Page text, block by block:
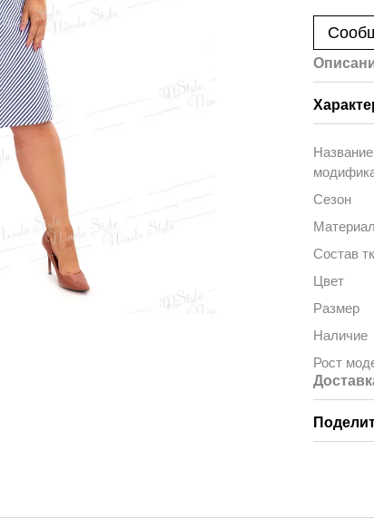
Название
Сезон
Материал
Состав
Цвет
Размер
Наличие
Рост